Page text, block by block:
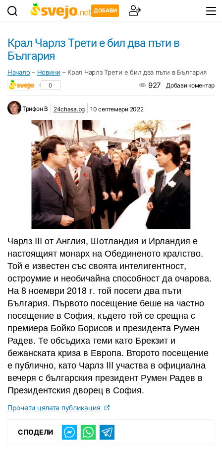
ДОБАВИ
Крал Чарлз Трети е бил два пъти в
България
Начало – Новини – Крал Чарлз Трети е бил два пъти в България
0 927 Добави коментар
Трифон B 24chasa.bg 10 септември 2022
Чарлз III от Англия, Шотландия и Ирландия е
настоящият монарх на Обединеното кралство.
Той е известен със своята интелигентност,
остроумие и необичайна способност да очарова.
На 8 ноември 2018 г. той посети два пъти
България. Първото посещение беше на частно
посещение в София, където той се срещна с
премиера Бойко Борисов и президента Румен
Радев. Те обсъдиха теми като Брекзит и
бежанската криза в Европа. Второто посещение
е публично, като Чарлз III участва в официална
вечеря с българския президент Румен Радев в
Президентския дворец в София.
Прочети цялата публикация
СПОДЕЛИ